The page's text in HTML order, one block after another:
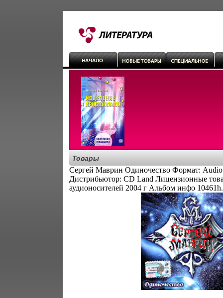
Товары
Сергей Маврин Одиночество Формат: Audio
Дистрибьютор: CD Land Лицензионные
аудионосителей 2004 г Альбом инфо 10461h.